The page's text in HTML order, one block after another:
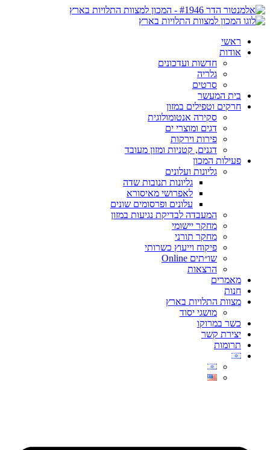
ראשי
אודות
חדשות ועדכונים
גלריה
סרטים
בית המעשר
חרקים וטפילים במזון
סקירה אנטומולוגית
דגים ומוצרי ים
פירות וירקות
דגנים, קטניות ומזון מעובד
פעילות המכון
גליונות ועלונים
גליונות תנובות שדה
לאפרושי מאיסורא
עלונים ופרסומים שונים
המעבדה לבדיקת נגיעות במזון
מחקר יישומי
מחקר תורני
פיקוח וייעוץ כשרותי
שו״תים Online
הרצאות
מאמרים
חנות
מצוות התלויות בארץ
מושגי יסוד
כשר במרוקו
יצירת קשר
תרומות